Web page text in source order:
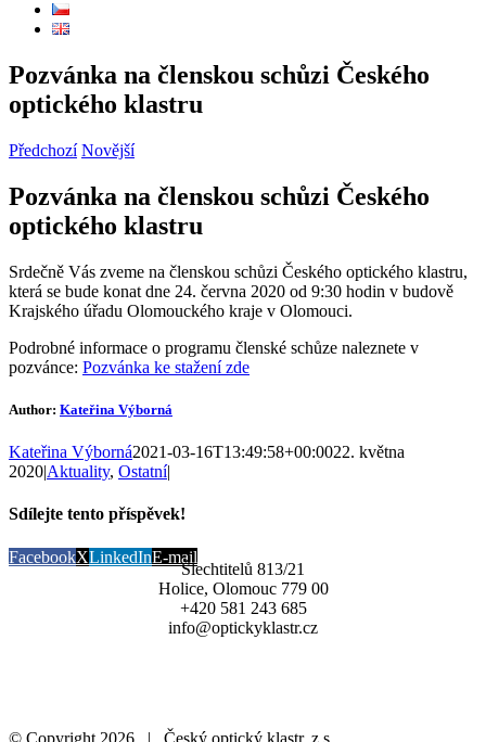
Pozvánka na členskou schůzi Českého
optického klastru
Předchozí Novější
Pozvánka na členskou schůzi Českého
optického klastru
Srdečně Vás zveme na členskou schůzi Českého optického klastru,
která se bude konat dne 24. června 2020 od 9:30 hodin v budově
Krajského úřadu Olomouckého kraje v Olomouci.
Podrobné informace o programu členské schůze naleznete v
pozvánce: Pozvánka ke stažení zde
Author: Kateřina Výborná
Kateřina Výborná2021-03-16T13:49:58+00:0022. května
2020|Aktuality, Ostatní|
Sdílejte tento příspěvek!
FacebookXLinkedInE-mail
Šlechtitelů 813/21
Holice, Olomouc 779 00
+420 581 243 685
info@optickyklastr.cz
© Copyright 2026 | Český optický klastr, z.s.